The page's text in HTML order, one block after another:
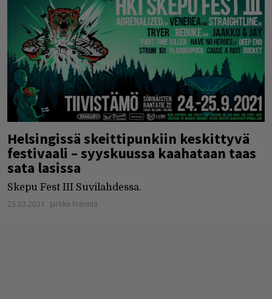
Helsingissä skeittipunkiin keskittyvä
festivaali – syyskuussa kaahataan taas
sata lasissa
Skepu Fest III Suvilahdessa.
23.03.2021 Jarkko Fräntilä